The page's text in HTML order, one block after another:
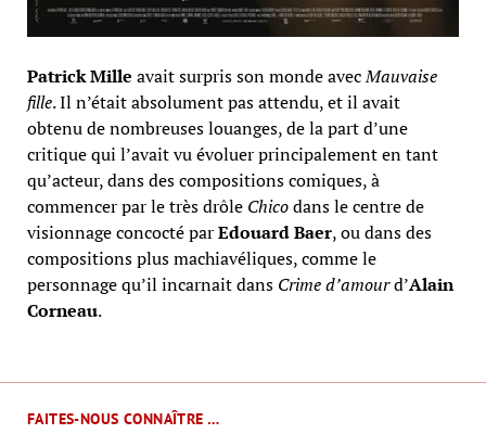
FAITES-NOUS CONNAÎTRE …
Patrick Mille avait surpris son monde avecMauvaise
fille. Il n’était absolument pas attendu, et il avait
obtenu de nombreuses louanges, de la part d’une
critique qui l’avait vu évoluer principalement en tant
qu’acteur, dans des compositions comiques, à
commencer par le très drôle Chicodans le centre de
visionnage concocté parEdouard Baer, ou dans des
compositions plus machiavéliques, comme le
personnage qu’il incarnait dans Crime d’amourd’Alain
Corneau.